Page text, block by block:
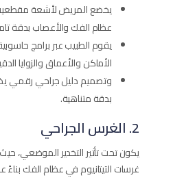
يخضع المريض لأشعة
عظام الفك والأعصاب بدقة
يقوم الطبيب عبر برامج
الأماكن والأعماق والزوايا
وتصميم دليل جراحي رقمي
بدقة متناهية.
2. الغرس الجراحي
يكون تحت تأثير التخدير الموضعي،
غرسات التيتانيوم في عظام الفك بناءً